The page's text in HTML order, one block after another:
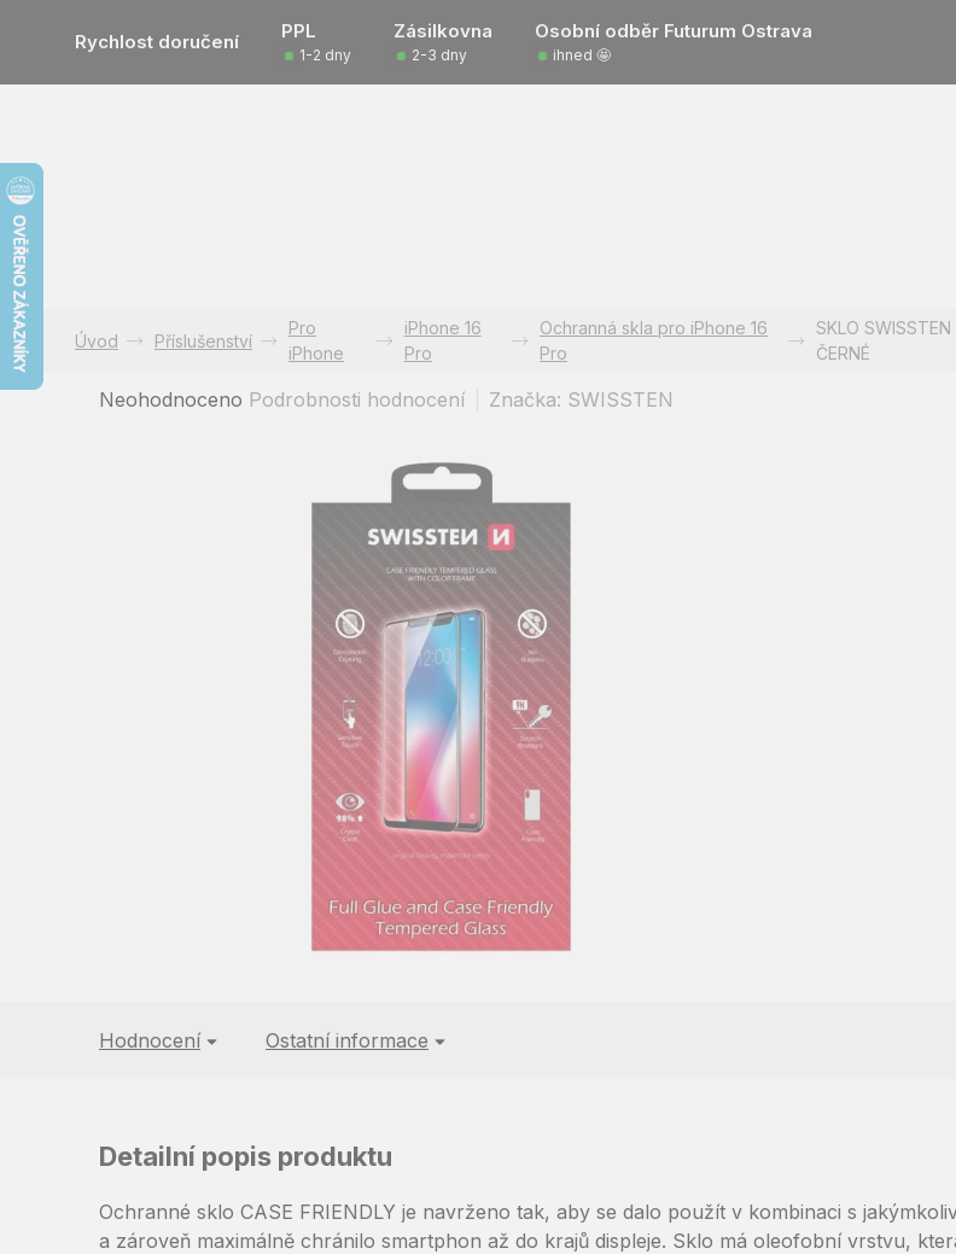
Rychlost doručení PPL Zásilkovna Osobní odběr Futurum Ostrava
1-2 dny 2-3 dny ihned 🤩
Příslušenství
Pro
iPhone
iPhone 16
Pro
Ochranná skla pro iPhone 16
Pro
SKLO SWISSTEN
ČERNÉ
Průměrné
Neohodnoceno Podrobnosti hodnocení Značka: SWISSTEN
Hodnocení Ostatní informace
Detailní popis produktu
Ochranné sklo CASE FRIENDLY je navrženo tak, aby se dalo použít v kombinaci s
a zároveň maximálně chránilo smartphon až do krajů displeje. Sklo má oleofobní vrstvu,